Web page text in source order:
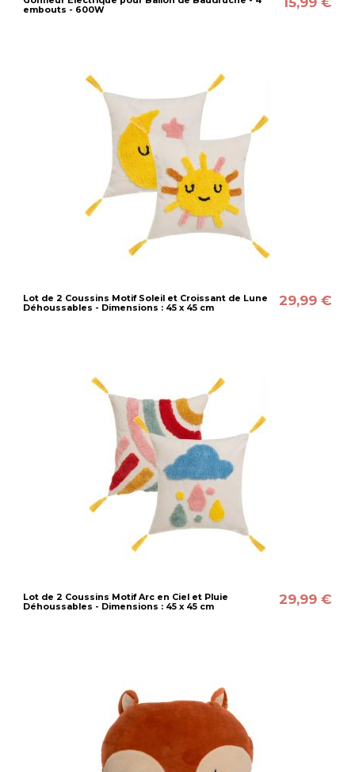
embouts - 600W
Lot de 2 Coussins Motif Soleil et Croissant de Lune
Déhoussables - Dimensions : 45 x 45 cm
29,99 €
Lot de 2 Coussins Motif Arc en Ciel et Pluie
Déhoussables - Dimensions : 45 x 45 cm
29,99 €